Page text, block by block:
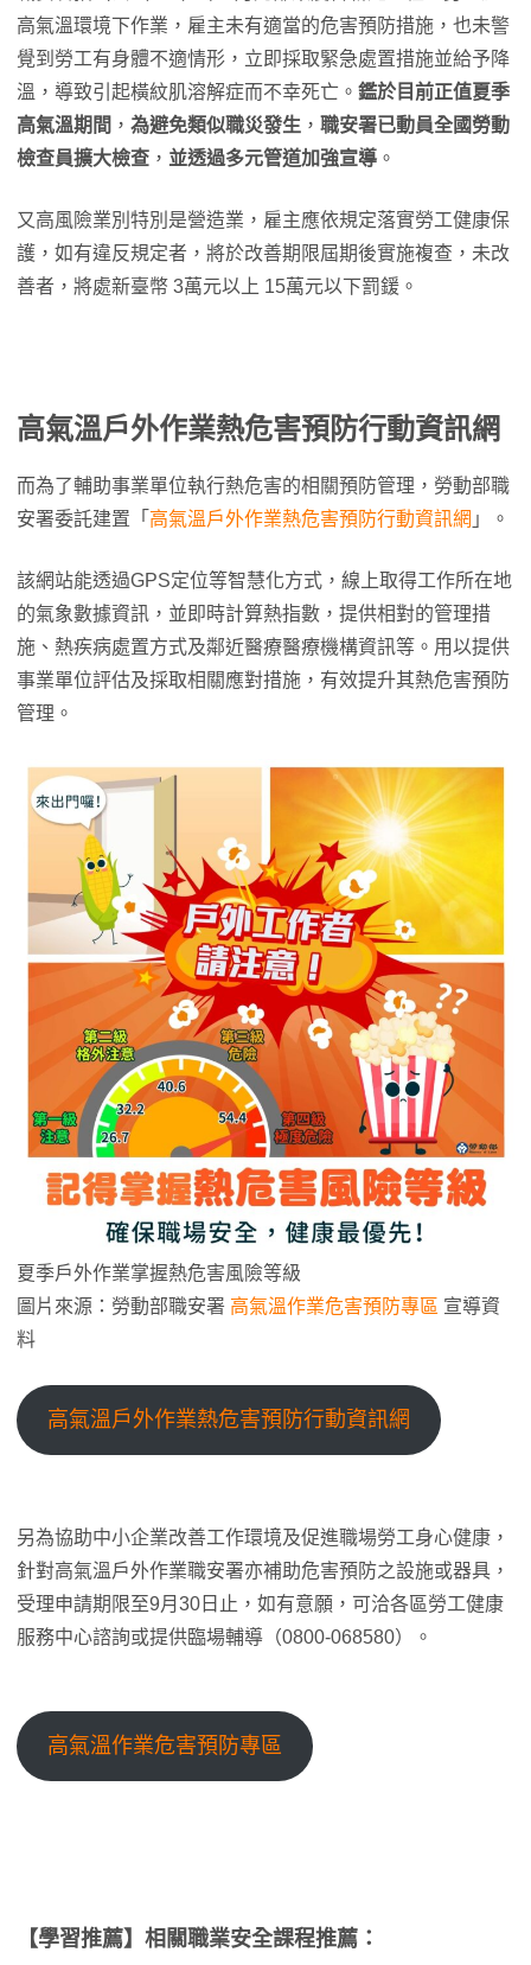
高氣溫環境下作業，雇主未有適當的危害預防措施，也未警
覺到勞工有身體不適情形，立即採取緊急處置措施並給予降
溫，導致引起橫紋肌溶解症而不幸死亡。 鑑於目前正值夏季
高氣溫期間 ， 為避免類似職災發生 ， 職安署已動員全國勞動
檢查員擴大檢查 ， 並透過多元管道加強宣導 。
又高風險業別特別是營造業，雇主應依規定落實勞工健康保
護，如有違反規定者，將於改善期限屆期後實施複查，未改
善者，將處新臺幣 3萬元以上 15萬元以下罰鍰。
高氣溫戶外作業熱危害預防行動資訊網
而為了輔助事業單位執行熱危害的相關預防管理，勞動部職
安署委託建置「 高氣溫戶外作業熱危害預防行動資訊網 」。
該網站能透過GPS定位等智慧化方式，線上取得工作所在地
的氣象數據資訊，並即時計算熱指數，提供相對的管理措
施、熱疾病處置方式及鄰近醫療醫療機構資訊等。用以提供
事業單位評估及採取相關應對措施，有效提升其熱危害預防
管理。
夏季戶外作業掌握熱危害風險等級
圖片來源：勞動部職安署 高氣溫作業危害預防專區 宣導資
料
高氣溫戶外作業熱危害預防行動資訊網
另為協助中小企業改善工作環境及促進職場勞工身心健康，
針對高氣溫戶外作業職安署亦補助危害預防之設施或器具，
受理申請期限至9月30日止，如有意願，可洽各區勞工健康
服務中心諮詢或提供臨場輔導（0800-068580）。
高氣溫作業危害預防專區
【學習推薦】相關職業安全課程推薦：